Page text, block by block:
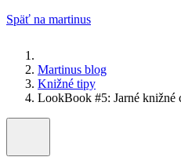
Späť na martinus
Martinus blog
Knižné tipy
LookBook #5: Jarné